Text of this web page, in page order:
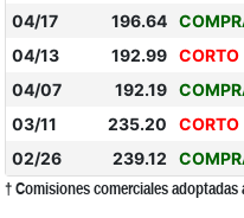
04/17
196.64
04/13
192.99 CORTO
04/07
192.19
03/11
235.20 CORTO
02/26
239.12
† Comisiones comerciales adoptadas